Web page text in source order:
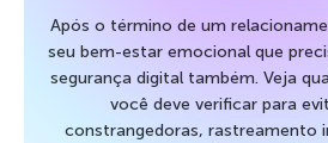
Após o término de um
seu bem-estar emocional que
segurança digital também. Veja
você deve verificar para
constrangedoras, rastreamento